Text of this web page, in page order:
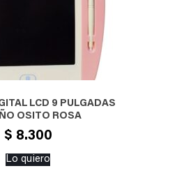
LCD 9 PULGADAS
OSITO ROSA
$ 8.300
Lo quiero